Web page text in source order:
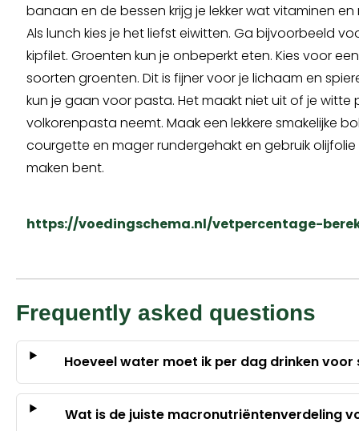
banaan en de bessen krijg je lekker wat vitaminen
Als lunch kies je het liefst eiwitten. Ga bijvoorbeeld
kipfilet. Groenten kun je onbeperkt eten. Kies voor
soorten groenten. Dit is fijner voor je lichaam en
kun je gaan voor pasta. Het maakt niet uit of je witte
volkorenpasta neemt. Maak een lekkere smakelijke
courgette en mager rundergehakt en gebruik
maken bent.
https://voedingschema.nl/vetpercentage-
Frequently asked questions
Hoeveel water moet ik per dag drinken voor
Wat is de juiste macronutriëntenverdeling